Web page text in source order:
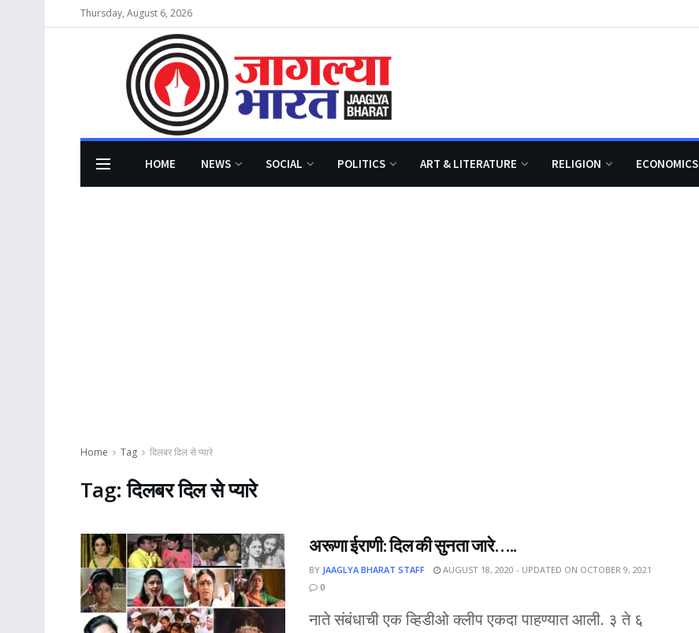
Thursday, August 6, 2026
HOME NEWS SOCIAL POLITICS ART & LITERATURE RELIGION ECONOMICS
Home Tag दिलबर दिल से प्यारे
Tag:दिलबर दिल से प्यारे
अरूणा ईराणी: दिल की सुनता जारे…..
BY JAAGLYA BHARAT STAFF
AUGUST 18, 2020 - UPDATED ON OCTOBER 9, 2021
0
नाते संबंधाची एक व्हिडीओ क्लीप एकदा पाहण्यात आली. ३ ते ६